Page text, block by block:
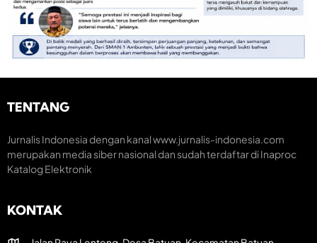
o
n
o
m
i
K
i
f
M
o
m
e
n
t
T
k
e
-
S
m
a
r
a
R
I
TENTANG
Jurnalis Indonesia dengan kanal www.jurnalis-indonesia.com
merupakan media siber nasional dan sudah terdaftar di Inaproc
Katalog Elektronik
KONTAK